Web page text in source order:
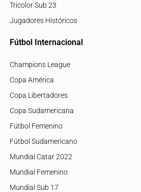
Tricolor Sub 23
Jugadores Históricos
Fútbol Internacional
Champions League
Copa América
Copa Libertadores
Copa Sudamericana
Fútbol Femenino
Fútbol Sudamericano
Mundial Catar 2022
Mundial Femenino
Mundial Sub 17